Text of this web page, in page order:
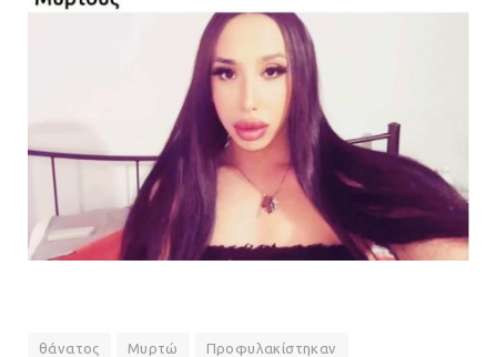
θάνατος Μυρτώ Προφυλακίστηκαν